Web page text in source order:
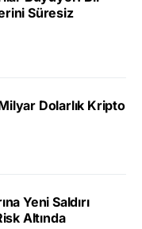
Süresiz
Dolarlık Kripto
Yeni Saldırı
Altında